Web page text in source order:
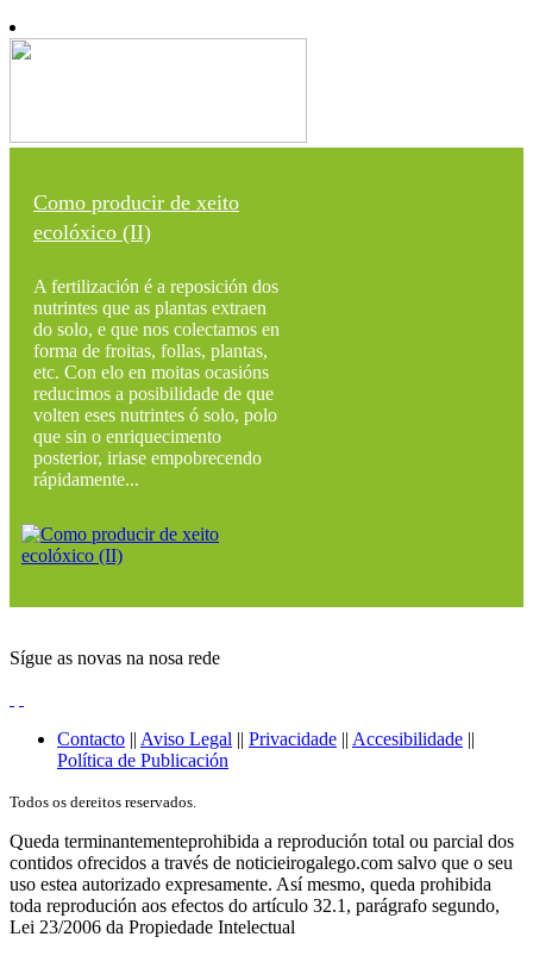
Como producir de xeito
ecolóxico (II)
A fertilización é a reposición dos
nutrintes que as plantas extraen
do solo, e que nos colectamos en
forma de froitas, follas, plantas,
etc. Con elo en moitas ocasións
reducimos a posibilidade de que
volten eses nutrintes ó solo, polo
que sin o enriquecimento
posterior, iriase empobrecendo
rápidamente...
Sígue as novas na nosa rede
Contacto || Aviso Legal || Privacidade || Accesibilidade ||
Política de Publicación
Todos os dereitos reservados.
Queda terminantementeprohibida a reprodución total ou parcial dos
contidos ofrecidos a través de noticieirogalego.com salvo que o seu
uso estea autorizado expresamente. Así mesmo, queda prohibida
toda reprodución aos efectos do artículo 32.1, parágrafo segundo,
Lei 23/2006 da Propiedade Intelectual